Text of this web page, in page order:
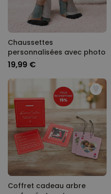
Chaussettes
personnalisées avec photo
19,99 €
Coffret cadeau arbre